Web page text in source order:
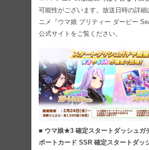
可能性がございます。放送日時の詳細
ニメ『ウマ娘 プリティー ダービー
公式サイトをご覧ください。
■ ウマ娘★3 確定スタートダッシュガ
ポートカード SSR 確定スタートダッ